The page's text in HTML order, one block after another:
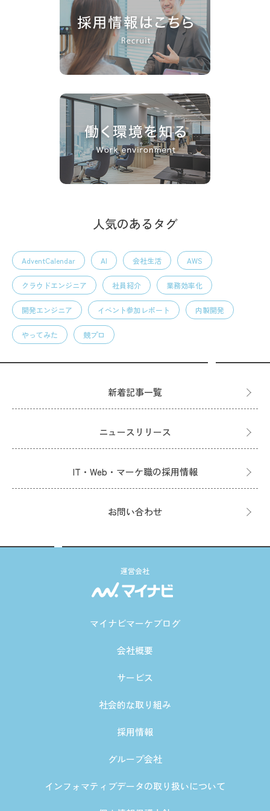
人気のあるタグ
AdventCalendar AI 会社生活 AWS
クラウドエンジニア 社員紹介 業務効率化
開発エンジニア イベント参加レポート 内製開発
やってみた 競プロ
新着記事一覧
ニュースリリース
IT・Web・マーケ職の採用情報
お問い合わせ
運営会社
マイナビマーケブログ
会社概要
サービス
社会的な取り組み
採用情報
グループ会社
インフォマティブデータの取り扱いについて